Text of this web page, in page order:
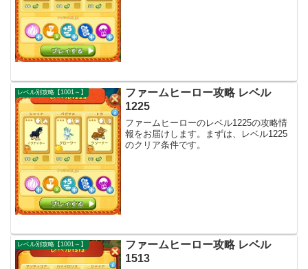
レベル別攻略【1001～】
ファームヒーロー攻略 レベル
1225
ファームヒーローのレベル1225の攻略情
報をお届けします。まずは、レベル1225
のクリア条件です。
レベル別攻略【1001～】
ファームヒーロー攻略 レベル
1513